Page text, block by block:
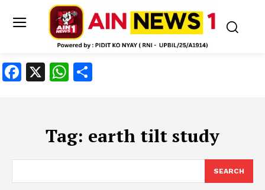
Facebook
X WhatsApp
Tag: earth tilt study
SEARCH